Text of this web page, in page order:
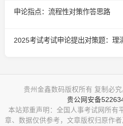
申论指点：流程性对策作答思路
2025考试考试申论提出对策题：理
贵州金鑫数码版权所有 复制必究
贵公网安备
本站郑重声明：全国人事考试网所有
章、数据仅供参考，文章版权归原作